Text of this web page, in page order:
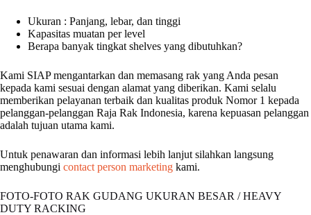
Ukuran : Panjang, lebar, dan tinggi
Kapasitas muatan per level
Berapa banyak tingkat shelves yang dibutuhkan?
Kami SIAP mengantarkan dan memasang rak yang Anda pesan
kepada kami sesuai dengan alamat yang diberikan. Kami selalu
memberikan pelayanan terbaik dan kualitas produk Nomor 1 kepada
pelanggan-pelanggan Raja Rak Indonesia, karena kepuasan pelanggan
adalah tujuan utama kami.
Untuk penawaran dan informasi lebih lanjut silahkan langsung
menghubungi contact person marketing kami.
FOTO-FOTO RAK GUDANG UKURAN BESAR / HEAVY
DUTY RACKING